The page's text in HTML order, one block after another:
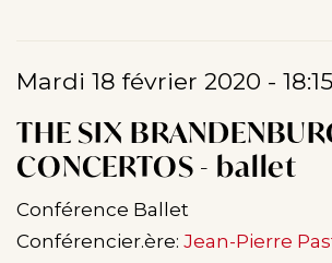
Mardi 18 février 2020 - 18:15
THE SIX
CONCERTOS - ballet
Conférence Ballet
Conférencier.ère: Jean-Pierre